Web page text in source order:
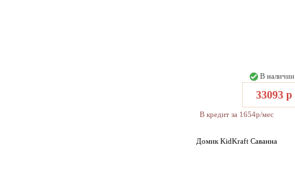
В наличии
33093 р
В кредит за 1654р/мес
Домик KidKraft Саванна